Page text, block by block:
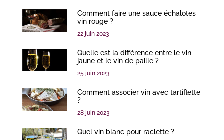
Comment faire une sauce échalotes
vin rouge ?
22 juin 2023
Quelle est la différence entre le vin
jaune et le vin de paille ?
25 juin 2023
Comment associer vin avec tartiflette
?
28 juin 2023
Quel vin blanc pour raclette ?